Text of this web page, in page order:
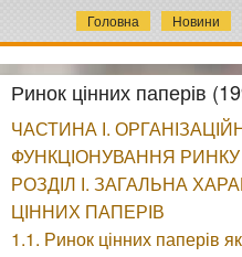
Головна Новини
Ринок цінних паперів
ЧАСТИНА І.
ФУНКЦІОНУВАННЯ
РОЗДІЛ І. ЗАГАЛЬНА
ЦІННИХ ПАПЕРІВ
1.1. Ринок цінних паперів